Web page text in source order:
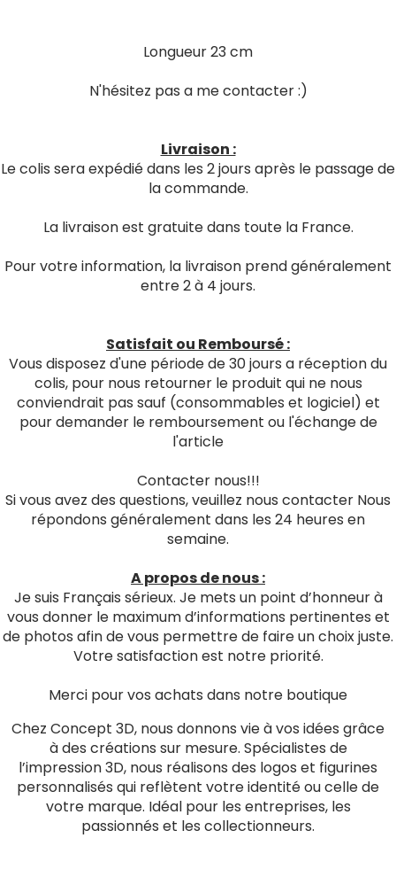
Longueur 23 cm
N'hésitez pas a me contacter :)
Livraison :
Le colis sera expédié dans les 2 jours après le passage de
la commande.
La livraison est gratuite dans toute la France.
Pour votre information, la livraison prend généralement
entre 2 à 4 jours.
Satisfait ou Remboursé :
Vous disposez d'une période de 30 jours a réception du
colis, pour nous retourner le produit qui ne nous
conviendrait pas sauf (consommables et logiciel) et
pour demander le remboursement ou l'échange de
l'article
Contacter nous!!!
Si vous avez des questions, veuillez nous contacter Nous
répondons généralement dans les 24 heures en
semaine.
A propos de nous :
Je suis Français sérieux. Je mets un point d’honneur à
vous donner le maximum d’informations pertinentes et
de photos afin de vous permettre de faire un choix juste.
Votre satisfaction est notre priorité.
Merci pour vos achats dans notre boutique
Chez Concept 3D, nous donnons vie à vos idées grâce
à des créations sur mesure. Spécialistes de
l’impression 3D, nous réalisons des logos et figurines
personnalisés qui reflètent votre identité ou celle de
votre marque. Idéal pour les entreprises, les
passionnés et les collectionneurs.